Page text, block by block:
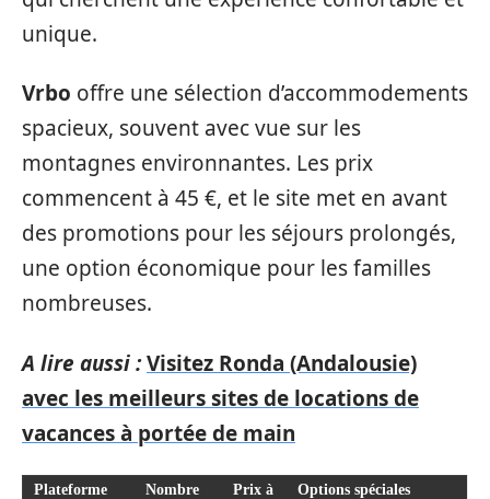
unique.
Vrbo offre une sélection d’accommodements
spacieux, souvent avec vue sur les
montagnes environnantes. Les prix
commencent à 45 €, et le site met en avant
des promotions pour les séjours prolongés,
une option économique pour les familles
nombreuses.
A lire aussi :Visitez Ronda (Andalousie)
avec les meilleurs sites de locations de
vacances à portée de main
Plateforme
Nombre
Prix à
Options spéciales